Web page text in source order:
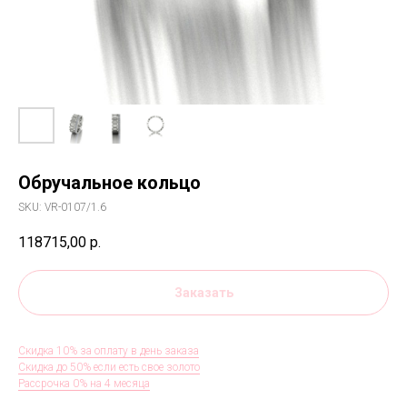
Обручальное кольцо
SKU: VR-0107/1.6
118715,00 р.
Заказать
Скидка 10% за оплату в день заказа
Скидка до 50% если есть свое золото
Рассрочка 0% на 4 месяца